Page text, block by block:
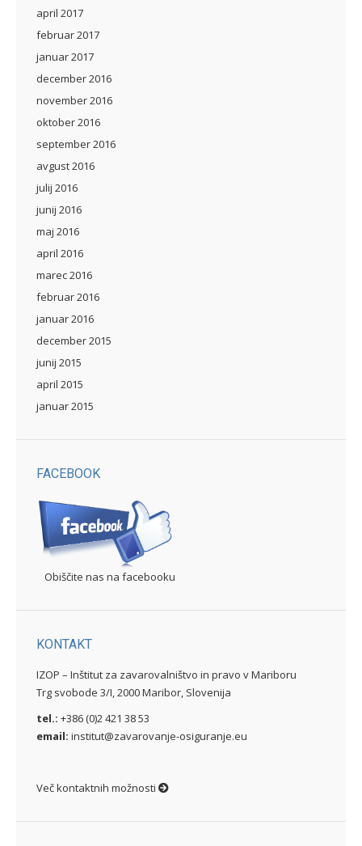
april 2017
februar 2017
januar 2017
december 2016
november 2016
oktober 2016
september 2016
avgust 2016
julij 2016
junij 2016
maj 2016
april 2016
marec 2016
februar 2016
januar 2016
december 2015
junij 2015
april 2015
januar 2015
FACEBOOK
Obiščite nas na facebooku
KONTAKT
IZOP – Inštitut za zavarovalništvo in pravo v Mariboru
Trg svobode 3/I, 2000 Maribor, Slovenija
tel.: +386 (0)2 421 38 53
email: institut@zavarovanje-osiguranje.eu
Več kontaktnih možnosti